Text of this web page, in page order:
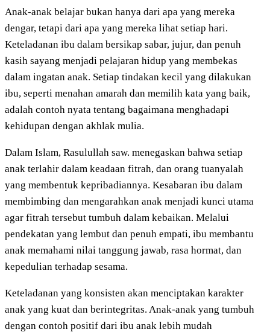
Anak-anak belajar bukan hanya dari apa yang mereka
dengar, tetapi dari apa yang mereka lihat setiap hari.
Keteladanan ibu dalam bersikap sabar, jujur, dan penuh
kasih sayang menjadi pelajaran hidup yang membekas
dalam ingatan anak. Setiap tindakan kecil yang dilakukan
ibu, seperti menahan amarah dan memilih kata yang baik,
adalah contoh nyata tentang bagaimana menghadapi
kehidupan dengan akhlak mulia.
Dalam Islam, Rasulullah saw. menegaskan bahwa setiap
anak terlahir dalam keadaan fitrah, dan orang tuanyalah
yang membentuk kepribadiannya. Kesabaran ibu dalam
membimbing dan mengarahkan anak menjadi kunci utama
agar fitrah tersebut tumbuh dalam kebaikan. Melalui
pendekatan yang lembut dan penuh empati, ibu membantu
anak memahami nilai tanggung jawab, rasa hormat, dan
kepedulian terhadap sesama.
Keteladanan yang konsisten akan menciptakan karakter
anak yang kuat dan berintegritas. Anak-anak yang tumbuh
dengan contoh positif dari ibu anak lebih mudah